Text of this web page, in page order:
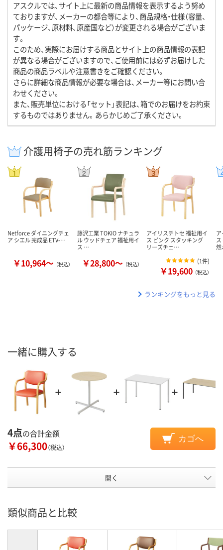
アスクルでは、サイト上に最新の商品情報を表示するよう努め
ておりますが、メーカーの都合等により、商品規格・仕様（容量、
パッケージ、原材料、原産国など）が変更される場合がございま
す。
このため、実際にお届けする商品とサイト上の商品情報の表記
が異なる場合がございますので、ご使用前には必ずお届けした
商品の商品ラベルや注意書きをご確認ください。
さらに詳細な商品情報が必要な場合は、メーカー等にお問い合
わせください。
また、販売単位における「セット」表記は、箱でのお届けをお約束
するものではありません。あらかじめご了承ください。
介護用椅子の売れ筋ランキング
Netforce ダイニングチェ
ア シエル 完成品 ETV-…
￥10,964～ （税込）
藤沢工業 TOKIO ナチュラ
ル ウッドチェア 福祉用イ
ス …
￥28,800～ （税込）
アイリスチトセ 福祉用イ
ス ピンク スタッキング
リーズチェ…
(1件)
￥19,600 （税込）
ランキングをもっと見る
一緒に購入する
4点の合計金額
￥66,300（税込）
カゴへ
開く
類似商品と比較